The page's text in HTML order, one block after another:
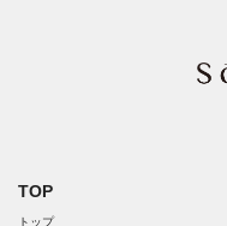
TOP
トップ